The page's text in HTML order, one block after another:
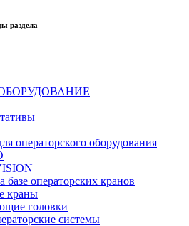
раздела
операторского оборудования
операторских кранов
краны
головки
системы